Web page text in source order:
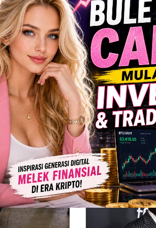
otentik dan